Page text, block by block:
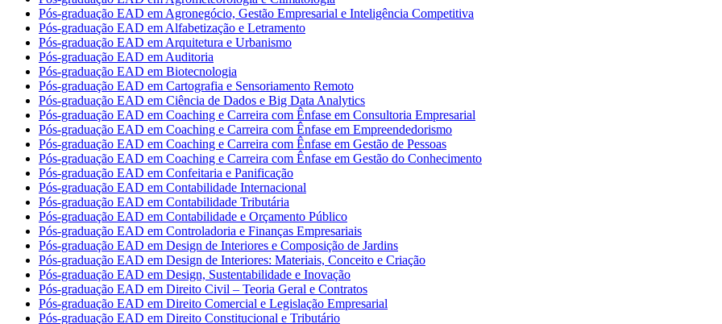
Pós-graduação EAD em Agronegócio, Gestão Empresarial e Inteligência Competitiva
Pós-graduação EAD em Alfabetização e Letramento
Pós-graduação EAD em Arquitetura e Urbanismo
Pós-graduação EAD em Auditoria
Pós-graduação EAD em Biotecnologia
Pós-graduação EAD em Cartografia e Sensoriamento Remoto
Pós-graduação EAD em Ciência de Dados e Big Data Analytics
Pós-graduação EAD em Coaching e Carreira com Ênfase em Consultoria Empresarial
Pós-graduação EAD em Coaching e Carreira com Ênfase em Empreendedorismo
Pós-graduação EAD em Coaching e Carreira com Ênfase em Gestão de Pessoas
Pós-graduação EAD em Coaching e Carreira com Ênfase em Gestão do Conhecimento
Pós-graduação EAD em Confeitaria e Panificação
Pós-graduação EAD em Contabilidade Internacional
Pós-graduação EAD em Contabilidade Tributária
Pós-graduação EAD em Contabilidade e Orçamento Público
Pós-graduação EAD em Controladoria e Finanças Empresariais
Pós-graduação EAD em Design de Interiores e Composição de Jardins
Pós-graduação EAD em Design de Interiores: Materiais, Conceito e Criação
Pós-graduação EAD em Design, Sustentabilidade e Inovação
Pós-graduação EAD em Direito Civil – Teoria Geral e Contratos
Pós-graduação EAD em Direito Comercial e Legislação Empresarial
Pós-graduação EAD em Direito Constitucional e Tributário